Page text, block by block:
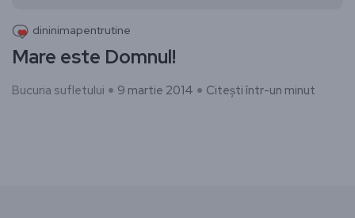
dininimapentrutine
Mare este Domnul!
Bucuria sufletului 9 martie 2014 Citești într-un minut